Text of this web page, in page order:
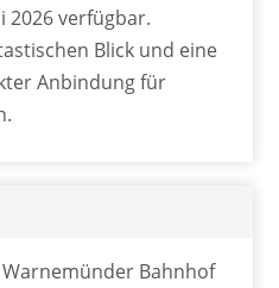
2026 verfügbar.
Blick und eine
Anbindung für
Warnemünder Bahnhof